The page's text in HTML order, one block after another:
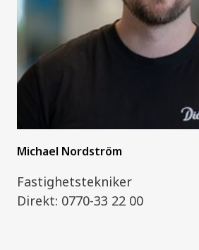
Michael Nordström
Fastighetstekniker
Direkt: 0770-33 22 00